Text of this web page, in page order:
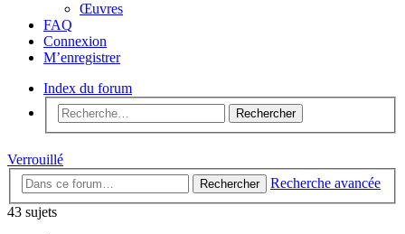
Œuvres
FAQ
Connexion
M’enregistrer
Index du forum
Rechercher
Verrouillé
Rechercher
Recherche avancée
43 sujets